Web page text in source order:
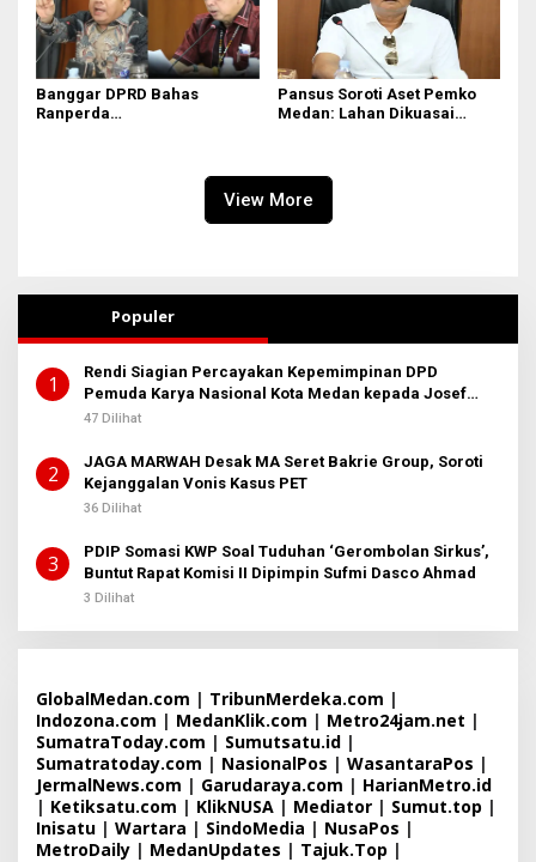
Banggar DPRD Bahas
Ranperda
Pansus Soroti Aset Pemko
Medan: Lahan Dikuasai
View More
Populer
1
Rendi Siagian Percayakan Kepemimpinan DPD
Pemuda Karya Nasional Kota Medan kepada Josef
Sembiring
47 Dilihat
2
JAGA MARWAH Desak MA Seret Bakrie Group, Soroti
Kejanggalan Vonis Kasus PET
36 Dilihat
3
PDIP Somasi KWP Soal Tuduhan ‘Gerombolan Sirkus’,
Buntut Rapat Komisi II Dipimpin Sufmi Dasco Ahmad
3 Dilihat
GlobalMedan.com | TribunMerdeka.com |
Indozona.com | MedanKlik.com | Metro24jam.net |
SumatraToday.com | Sumutsatu.id |
Sumatratoday.com | NasionalPos | WasantaraPos |
JermalNews.com | Garudaraya.com | HarianMetro.id
| Ketiksatu.com | KlikNUSA | Mediator | Sumut.top |
Inisatu | Wartara | SindoMedia | NusaPos |
MetroDaily | MedanUpdates | Tajuk.Top |